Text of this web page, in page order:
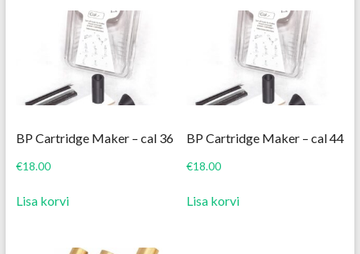
BP Cartridge Maker – cal 36
€18.00
Lisa korvi
BP Cartridge Maker – cal 44
€18.00
Lisa korvi